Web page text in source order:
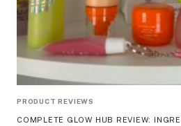
PRODUCT REVIEWS
COMPLETE GLOW HUB REVIEW: